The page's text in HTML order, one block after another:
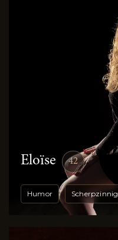
Eloïse 42
Humor Scherpzinnig